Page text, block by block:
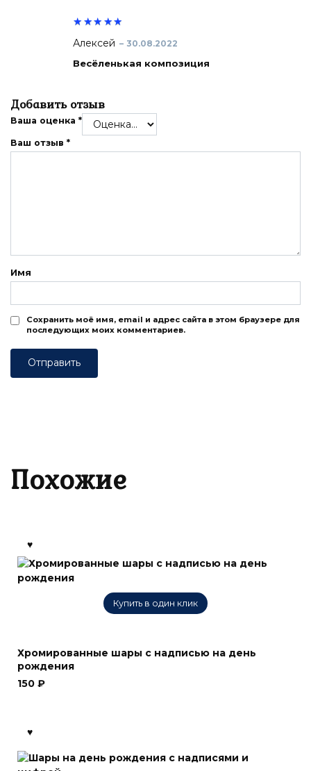
Оценк
Алексей – 30.08.2022
Весёленькая композиция
Добавить отзыв
Ваша оценка *
Ваш отзыв *
Имя
Сохранить моё имя, email и адрес сайта в этом браузере для
последующих моих комментариев.
Похожие
Купить в один клик
Хромированные шары с надписью на день
рождения
150 ₽